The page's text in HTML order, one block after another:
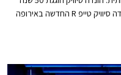
וגרסת הספורט חוגגת 30 שנה. שיווקה של הונדה סיוויק טייפ R החדשה באירופה